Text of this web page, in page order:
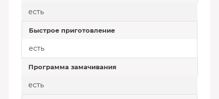
есть
Быстрое приготовление
есть
Программа замачивания
есть